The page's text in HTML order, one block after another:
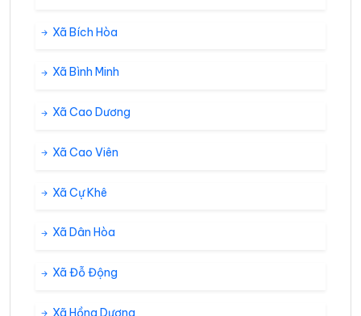
Xã Bích Hòa
Xã Bình Minh
Xã Cao Dương
Xã Cao Viên
Xã Cự Khê
Xã Dân Hòa
Xã Đỗ Động
Xã Hồng Dương